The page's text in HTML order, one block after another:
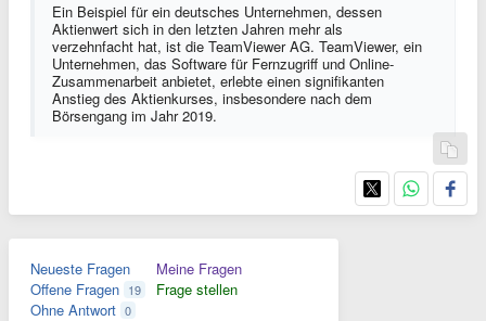
Ein Beispiel für ein deutsches Unternehmen, dessen
Aktienwert sich in den letzten Jahren mehr als
verzehnfacht hat, ist die TeamViewer AG. TeamViewer, ein
Unternehmen, das Software für Fernzugriff und Online-
Zusammenarbeit anbietet, erlebte einen signifikanten
Anstieg des Aktienkurses, insbesondere nach dem
Börsengang im Jahr 2019.
Neueste Fragen
Offene Fragen 19
Ohne Antwort 0
Meine Fragen
Frage stellen